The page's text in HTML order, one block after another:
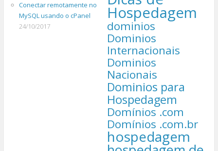
Conectar remotamente no
MySQL usando o cPanel
24/10/2017
Hospedagem
dominios
Dominios
Internacionais
Dominios
Nacionais
Dominios para
Hospedagem
Domínios .com
Domínios .com.br
hospedagem